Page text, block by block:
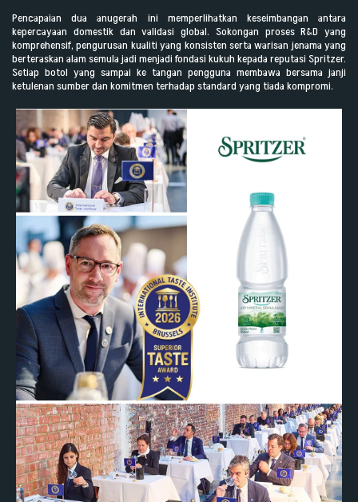
Pencapaian dua anugerah ini memperlihatkan keseimbangan antara
kepercayaan domestik dan validasi global. Sokongan proses R&D yang
komprehensif, pengurusan kualiti yang konsisten serta warisan jenama yang
berteraskan alam semula jadi menjadi fondasi kukuh kepada reputasi Spritzer.
Setiap botol yang sampai ke tangan pengguna membawa bersama janji
ketulenan sumber dan komitmen terhadap standard yang tiada kompromi.